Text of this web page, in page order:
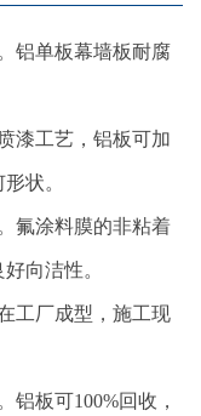
铝单板幕墙板耐腐
漆工艺，铝板可加
状。
氟涂料膜的非粘着
向洁性。
工厂成型，施工现
铝板可100%回收，